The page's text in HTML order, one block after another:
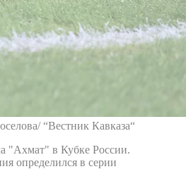
“Вестник Кавказа“
"Ахмат" в Кубке России.
определился в серии